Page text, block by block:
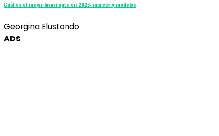
Cuál es el mejor lavarropas en 2026: marcas y modelos
Georgina Elustondo
ADS